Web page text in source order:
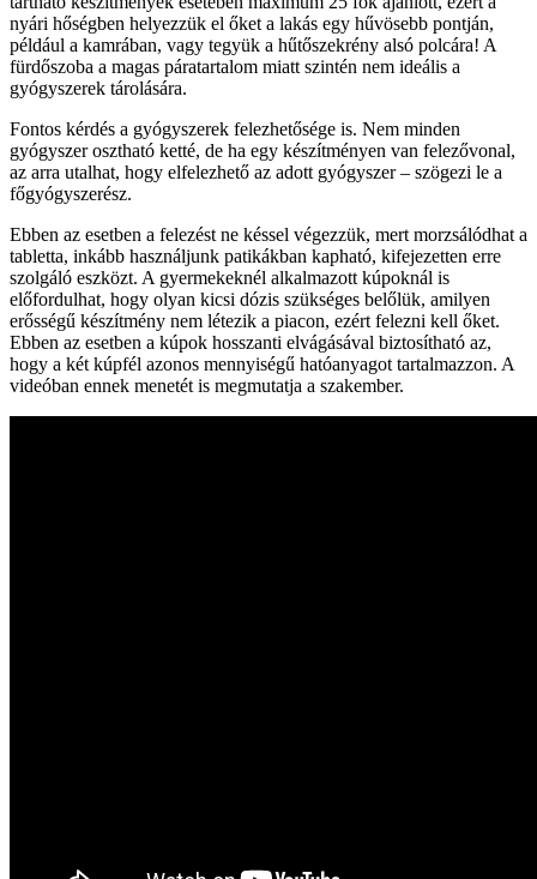
nyári hőségben helyezzük el őket a lakás egy hűvösebb pontján,
például a kamrában, vagy tegyük a hűtőszekrény alsó polcára! A
fürdőszoba a magas páratartalom miatt szintén nem ideális a
gyógyszerek tárolására.
Fontos kérdés a gyógyszerek felezhetősége is. Nem minden
gyógyszer osztható ketté, de ha egy készítményen van felezővonal,
az arra utalhat, hogy elfelezhető az adott gyógyszer – szögezi le a
főgyógyszerész.
Ebben az esetben a felezést ne késsel végezzük, mert morzsálódhat a
tabletta, inkább használjunk patikákban kapható, kifejezetten erre
szolgáló eszközt. A gyermekeknél alkalmazott kúpoknál is
előfordulhat, hogy olyan kicsi dózis szükséges belőlük, amilyen
erősségű készítmény nem létezik a piacon, ezért felezni kell őket.
Ebben az esetben a kúpok hosszanti elvágásával biztosítható az,
hogy a két kúpfél azonos mennyiségű hatóanyagot tartalmazzon. A
videóban ennek menetét is megmutatja a szakember.